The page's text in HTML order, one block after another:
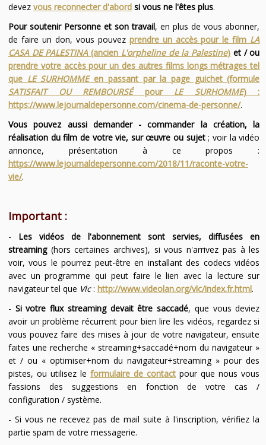
devez vous reconnecter d'abordsi vous ne l'êtes plus.
Pour soutenir Personne et son travail, en plus de vous abonner,
de faire un don, vous pouvez prendre un accès pour le film LA
CASA DE PALESTINA(ancien L'orpheline de la Palestine) et / ou
prendre votre accès pour un des autres films longs métrages tel
que LE SURHOMMEen passant par la page guichet (formule
SATISFAIT OU REMBOURSÉpour LE SURHOMME) :
https://www.lejournaldepersonne.com/cinema-de-personne/.
Vous pouvez aussi demander - commander la création, la
réalisation du film de votre vie, sur œuvre ou sujet; voir la vidéo
annonce, présentation à ce propos :
https://www.lejournaldepersonne.com/2018/11/raconte-votre-
vie/.
Important :
- Les vidéos de l'abonnement sont servies, diffusées en
streaming(hors certaines archives), si vous n'arrivez pas à les
voir, vous le pourrez peut-être en installant des codecs vidéos
avec un programme qui peut faire le lien avec la lecture sur
navigateur tel que Vlc: http://www.videolan.org/vlc/index.fr.html.
- Si votre flux streaming devait être saccadé, que vous deviez
avoir un problème récurrent pour bien lire les vidéos, regardez si
vous pouvez faire des mises à jour de votre navigateur, ensuite
faites une recherche « streaming+saccadé+nom du navigateur »
et / ou « optimiser+nom du navigateur+streaming » pour des
pistes, ou utilisez leformulaire de contact pour que nous vous
fassions des suggestions en fonction de votre cas /
configuration / système.
- Si vous ne recevez pas de mail suite à l'inscription, vérifiez la
partie spam de votre messagerie.